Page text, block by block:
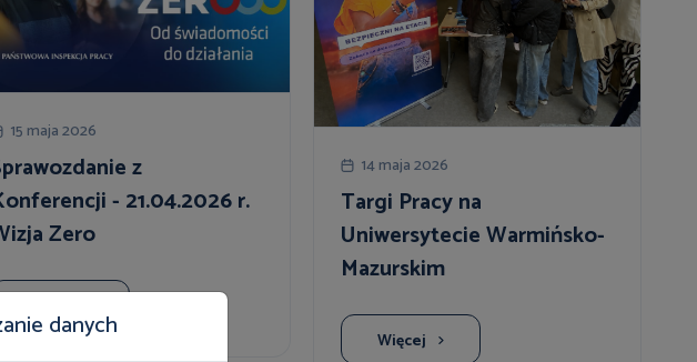
15 maja 2026
z
- 21.04.2026 r.
Zero
14 maja 2026
Targi Pracy na
Uniwersytecie Warmińsko-
Mazurskim
Więcej
danych